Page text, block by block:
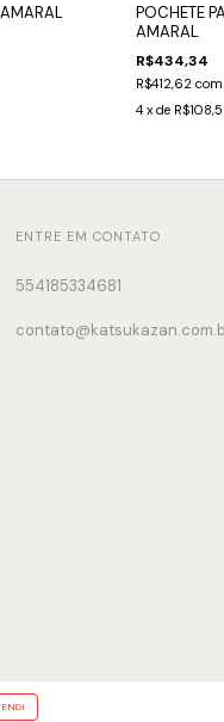
POCHETE
AMARAL
R$434,34
R$412,62com
4 x de
ENTRE EM CONTATO
554185334681